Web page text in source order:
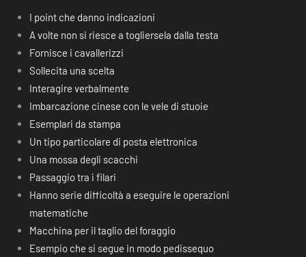
I point che danno indicazioni
A volte non si riesce a togliersela dalla testa
Fornisce i cavallerizzi
Sollecita una scelta
Interagire verbalmente
Imbarcazione cinese con le vele di stuoie
Esemplari da stampa
Un tipo particolare di posta elettronica
Una mossa degli scacchi
Passaggio tra i filari
Hanno serie difficoltà a eseguire le operazioni
matematiche
Macchina per il taglio del foraggio
Esempio che si segue in modo pedissequo